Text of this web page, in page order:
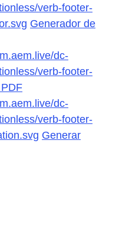
verb-footer-
Generador de
dc-
verb-footer-
dc-
verb-footer-
Generar